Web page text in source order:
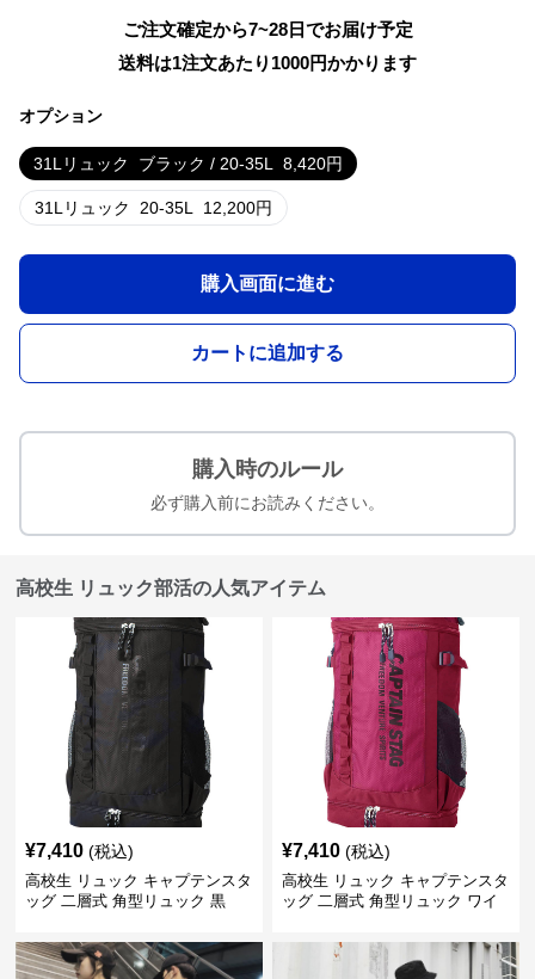
ご注文確定から7~28日でお届け予定
送料は1注文あたり 1000円かかります
オプション
31Lリュック ブラック / 20-35L 8,420円
31Lリュック 20-35L 12,200円
購入画面に進む
カートに追加する
購入時のルール
必ず購入前にお読みください。
高校生 リュック部活の人気アイテム
¥7,410 (税込)
高校生 リュック キャプテンスタ
ッグ 二層式 角型リュック 黒
¥7,410 (税込)
高校生 リュック キャプテンスタ
ッグ 二層式 角型リュック ワイ